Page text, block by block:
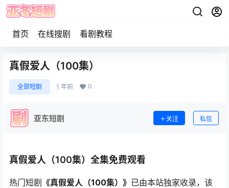
首页 在线搜剧 看剧教程
真假爱人（100集）
全部短剧 1 年前 0
亚东短剧 关注 私信
真假爱人（100集）全集免费观看
热门短剧 《真假爱人（100集）》 已由本站独家收录，该